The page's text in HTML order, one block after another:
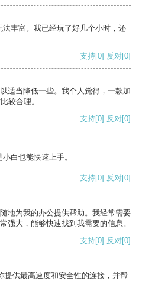
丰富。我已经玩了好几个小时，还
支持[0] 反对[0]
适当降低一些。我个人觉得，一款加
较合理。
支持[0] 反对[0]
白也能快速上手。
支持[0] 反对[0]
地为我的办公提供帮助。我经常需要
强大，能够快速找到我需要的信息。
支持[0] 反对[0]
提供最高速度和安全性的连接，并帮